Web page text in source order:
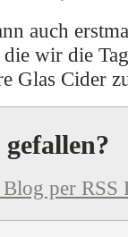
auch
wir die
Glas Cider
per RSS